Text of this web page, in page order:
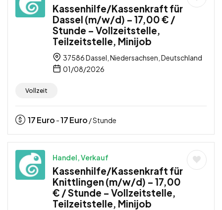
Kassenhilfe/Kassenkraft für
Dassel (m/w/d) – 17,00 € /
Stunde – Vollzeitstelle,
Teilzeitstelle, Minijob
37586 Dassel, Niedersachsen, Deutschland
01/08/2026
Vollzeit
17Euro -17Euro / Stunde
Handel, Verkauf
Kassenhilfe/Kassenkraft für
Knittlingen (m/w/d) – 17,00
€ / Stunde – Vollzeitstelle,
Teilzeitstelle, Minijob